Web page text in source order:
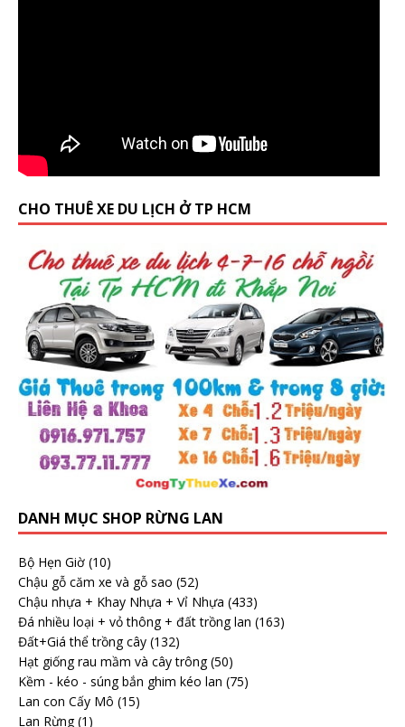
CHO THUÊ XE DU LỊCH Ở TP HCM
DANH MỤC SHOP RỪNG LAN
Bộ Hẹn Giờ (10)
Chậu gỗ căm xe và gỗ sao (52)
Chậu nhựa + Khay Nhựa + Vỉ Nhựa (433)
Đá nhiều loại + vỏ thông + đất trồng lan (163)
Đất+Giá thể trồng cây (132)
Hạt giống rau mầm và cây trông (50)
Kềm - kéo - súng bắn ghim kéo lan (75)
Lan con Cấy Mô (15)
Lan Rừng (1)